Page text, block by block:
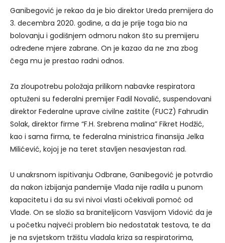
Ganibegović je rekao da je bio direktor Ureda premijera do
3. decembra 2020. godine, a da je prije toga bio na
bolovanju i godišnjem odmoru nakon što su premijeru
određene mjere zabrane. On je kazao da ne zna zbog
čega mu je prestao radni odnos.
Za zloupotrebu položaja prilikom nabavke respiratora
optuženi su federalni premijer Fadil Novalić, suspendovani
direktor Federalne uprave civilne zaštite (FUCZ) Fahrudin
Solak, direktor firme “F.H. Srebrena malina” Fikret Hodžić,
kao i sama firma, te federalna ministrica finansija Jelka
Milićević, kojoj je na teret stavljen nesavjestan rad.
U unakrsnom ispitivanju Odbrane, Ganibegović je potvrdio
da nakon izbijanja pandemije Vlada nije radila u punom
kapacitetu i da su svi nivoi vlasti očekivali pomoć od
Vlade. On se složio sa braniteljicom Vasvijom Vidović da je
u početku najveći problem bio nedostatak testova, te da
je na svjetskom tržištu vladala kriza sa respiratorima,